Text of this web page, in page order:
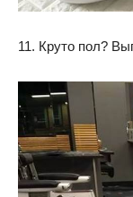
11. Круто пол?